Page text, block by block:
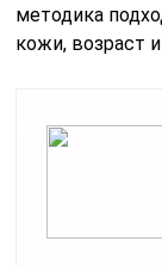
методика
кожи, возраст